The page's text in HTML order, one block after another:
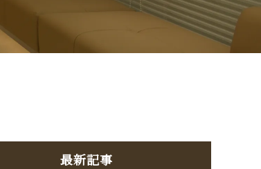
最新記事